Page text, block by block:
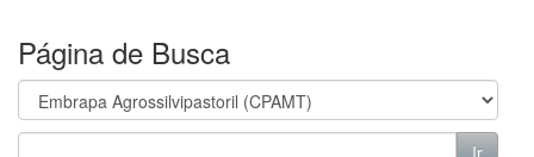
Página de Busca